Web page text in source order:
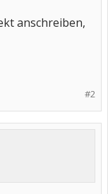
anschreiben,
#2